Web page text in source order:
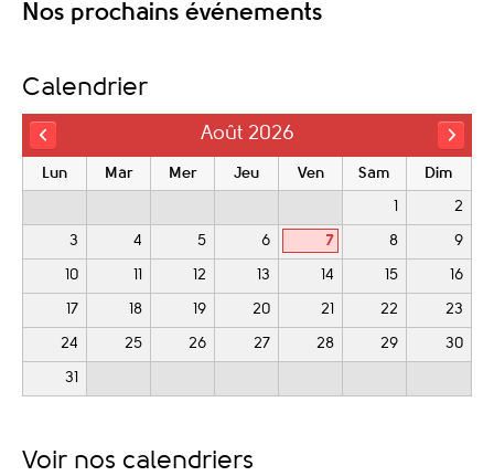
Nos prochains événements
Calendrier
Août 2026
Lun Mar Mer Jeu Ven Sam Dim
2
3 4 5 6 7 8 9
10 12 13 14 15 16
17 18 19 20 21 22 23
24 25 26 27 28 29 30
31
Voir nos calendriers